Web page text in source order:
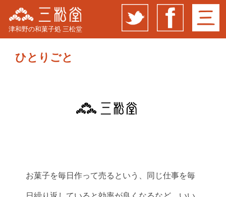
津和野の和菓子処 三松堂
ひとりごと
お菓子を毎日作って売るという、同じ仕事を毎